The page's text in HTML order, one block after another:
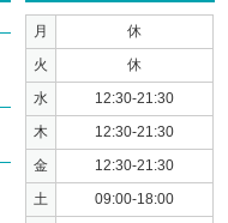
月 休
火 休
水 12:30-21:30
木 12:30-21:30
金 12:30-21:30
土 09:00-18:00